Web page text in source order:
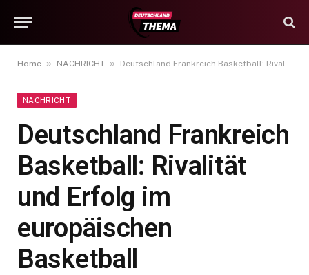
Home » NACHRICHT » Deutschland Frankreich Basketball: Rivalität und Erfolg im europäischen Basketball
NACHRICHT
Deutschland Frankreich
Basketball: Rivalität
und Erfolg im
europäischen
Basketball